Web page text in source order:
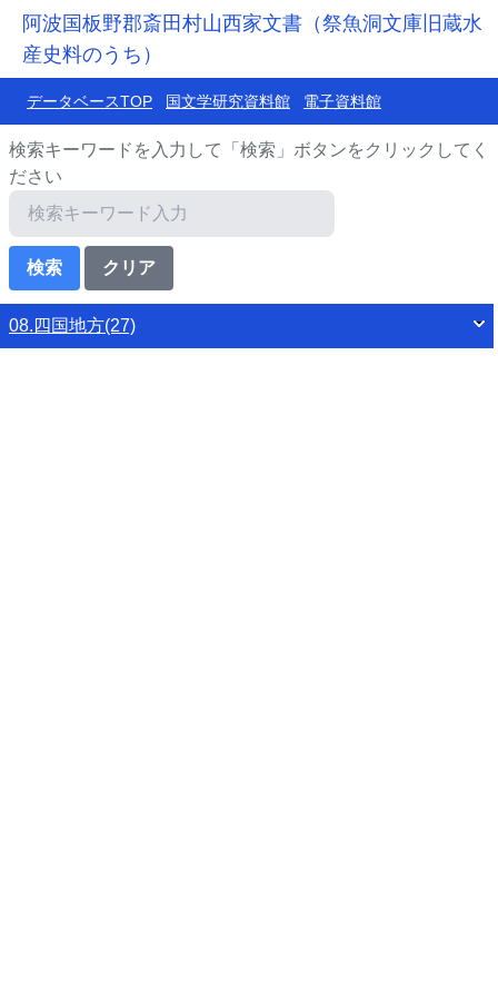
阿波国板野郡斎田村山西家文書（祭魚洞文庫旧蔵水
産史料のうち）
データベースTOP 国文学研究資料館 電子資料館
検索キーワードを入力して「検索」ボタンをクリックしてく
ださい
08.四国地方(27)